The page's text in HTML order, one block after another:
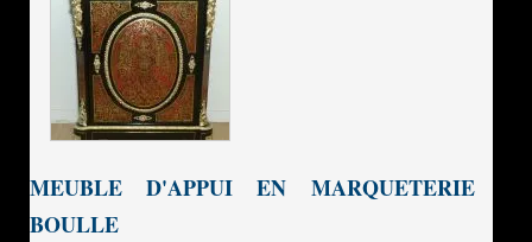
MEUBLE D'APPUI EN MARQUETERIE
BOULLE